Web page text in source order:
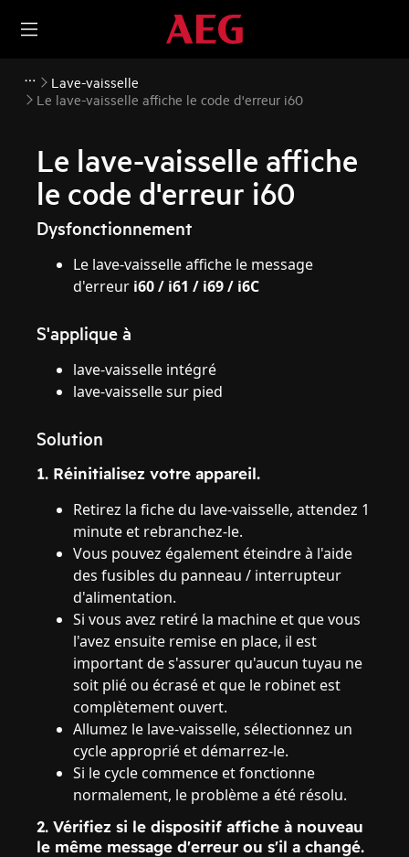
Lave-vaisselle
Le lave-vaisselle affiche le code d'erreur i60
Le lave-vaisselle affiche
le code d'erreur i60
Dysfonctionnement
Le lave-vaisselle affiche le message
d'erreur i60 / i61 / i69 / i6C
S'applique à
lave-vaisselle intégré
lave-vaisselle sur pied
Solution
1. Réinitialisez votre appareil.
Retirez la fiche du lave-vaisselle, attendez 1
minute et rebranchez-le.
Vous pouvez également éteindre à l'aide
des fusibles du panneau / interrupteur
d'alimentation.
Si vous avez retiré la machine et que vous
l'avez ensuite remise en place, il est
important de s'assurer qu'aucun tuyau ne
soit plié ou écrasé et que le robinet est
complètement ouvert.
Allumez le lave-vaisselle, sélectionnez un
cycle approprié et démarrez-le.
Si le cycle commence et fonctionne
normalement, le problème a été résolu.
2. Vérifiez si le dispositif affiche à nouveau
le même message d'erreur ou s'il a changé.